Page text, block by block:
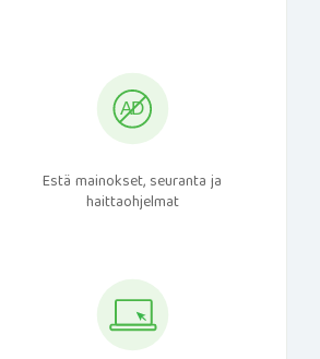
Estä mainokset, seuranta ja
haittaohjelmat